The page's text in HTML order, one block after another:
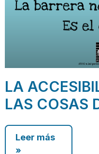
LA
LAS COSAS
Leer más
»